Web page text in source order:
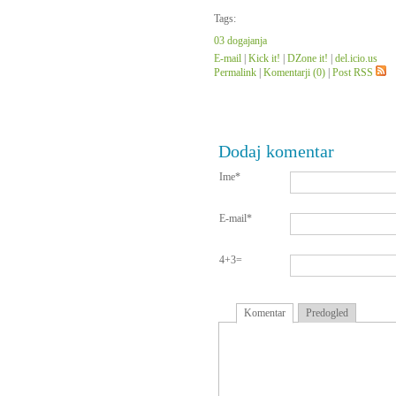
Tags:
03 dogajanja
E-mail Kick it! DZone it!
del.icio.us
Permalink Komentarji (0) Post RSS
Dodaj komentar
Ime*
E-mail*
4+3=
Komentar Predogled